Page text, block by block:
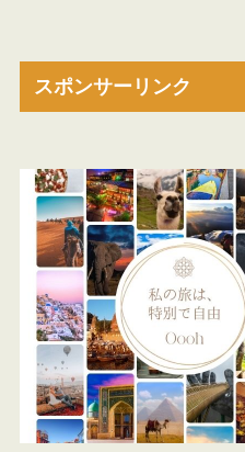
スポンサーリンク